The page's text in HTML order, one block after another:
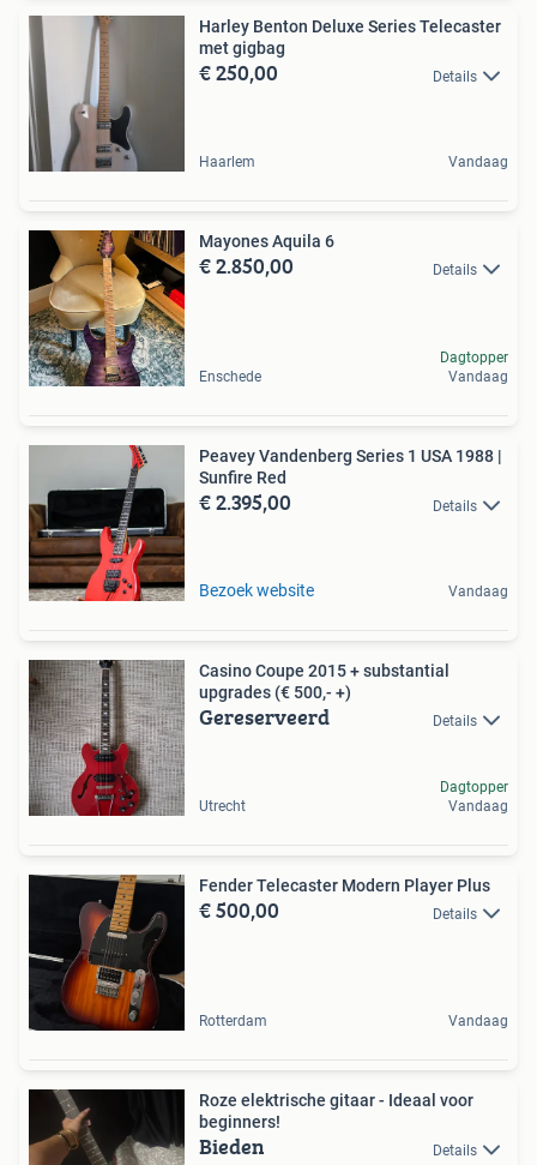
Harley Benton Deluxe Series Telecaster
met gigbag
€ 250,00 Details
Haarlem Vandaag
Mayones Aquila 6
€ 2.850,00 Details
Enschede
Dagtopper
Vandaag
Peavey Vandenberg Series 1 USA 1988 |
Sunfire Red
€ 2.395,00 Details
Bezoek website Vandaag
Casino Coupe 2015 + substantial
upgrades (€ 500,- +)
Gereserveerd Details
Utrecht
Dagtopper
Vandaag
Fender Telecaster Modern Player Plus
€ 500,00 Details
Rotterdam Vandaag
Roze elektrische gitaar - Ideaal voor
beginners!
Bieden Details